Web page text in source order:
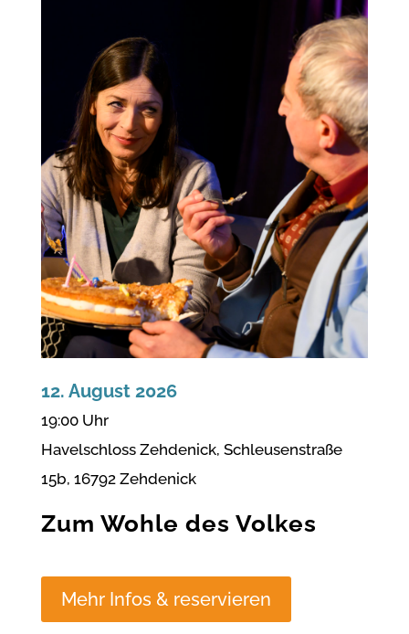
12. August 2026
19:00 Uhr
Havelschloss Zehdenick, Schleusenstraße
15b, 16792 Zehdenick
Zum Wohle des Volkes
Mehr Infos & reservieren